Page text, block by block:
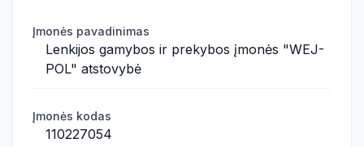
Įmonės pavadinimas
Lenkijos gamybos ir prekybos įmonės "WEJ-
POL" atstovybė
Įmonės kodas
110227054